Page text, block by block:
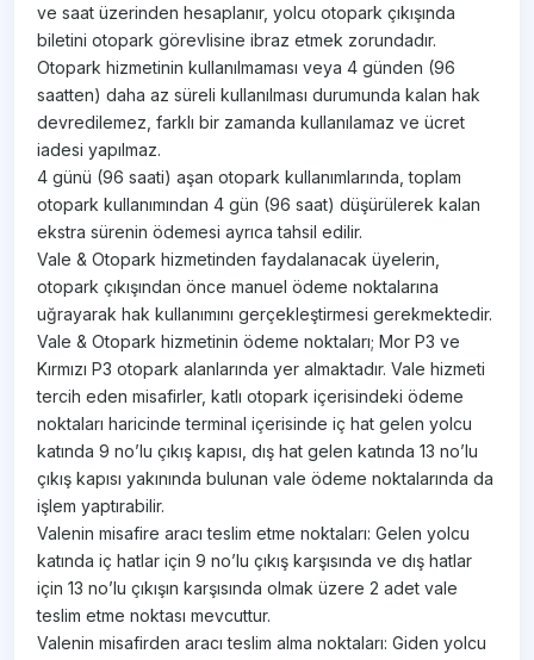
ve saat üzerinden hesaplanır, yolcu otopark çıkışında
biletini otopark görevlisine ibraz etmek zorundadır.
Otopark hizmetinin kullanılmaması veya 4 günden (96
saatten) daha az süreli kullanılması durumunda kalan hak
devredilemez, farklı bir zamanda kullanılamaz ve ücret
iadesi yapılmaz.
4 günü (96 saati) aşan otopark kullanımlarında, toplam
otopark kullanımından 4 gün (96 saat) düşürülerek kalan
ekstra sürenin ödemesi ayrıca tahsil edilir.
Vale & Otopark hizmetinden faydalanacak üyelerin,
otopark çıkışından önce manuel ödeme noktalarına
uğrayarak hak kullanımını gerçekleştirmesi gerekmektedir.
Vale & Otopark hizmetinin ödeme noktaları; Mor P3 ve
Kırmızı P3 otopark alanlarında yer almaktadır. Vale hizmeti
tercih eden misafirler, katlı otopark içerisindeki ödeme
noktaları haricinde terminal içerisinde iç hat gelen yolcu
katında 9 no’lu çıkış kapısı, dış hat gelen katında 13 no’lu
çıkış kapısı yakınında bulunan vale ödeme noktalarında da
işlem yaptırabilir.
Valenin misafire aracı teslim etme noktaları: Gelen yolcu
katında iç hatlar için 9 no’lu çıkış karşısında ve dış hatlar
için 13 no’lu çıkışın karşısında olmak üzere 2 adet vale
teslim etme noktası mevcuttur.
Valenin misafirden aracı teslim alma noktaları: Giden yolcu